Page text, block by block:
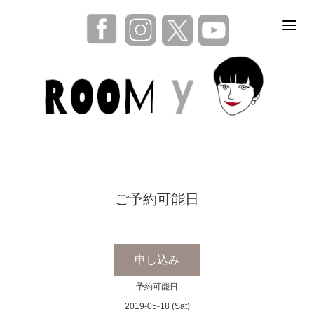
ご予約可能日
申し込み
予約可能日
2019-05-18 (Sat)